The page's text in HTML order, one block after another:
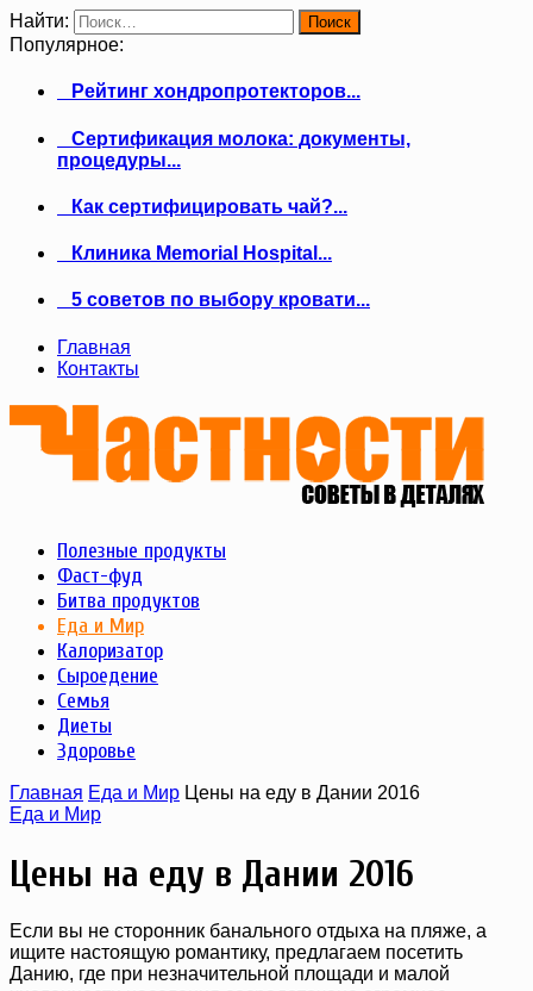
Найти:
Популярное:
Рейтинг хондропротекторов...
Сертификация молока: документы,
процедуры...
Как сертифицировать чай?...
Клиника Memorial Hospital...
5 советов по выбору кровати...
Главная
Контакты
Полезные продукты
Фаст-фуд
Битва продуктов
Еда и Мир
Калоризатор
Сыроедение
Семья
Диеты
Здоровье
Главная Еда и Мир Цены на еду в Дании 2016
Еда и Мир
Цены на еду в Дании 2016
Если вы не сторонник банального отдыха на пляже, а
ищите настоящую романтику, предлагаем посетить
Данию, где при незначительной площади и малой